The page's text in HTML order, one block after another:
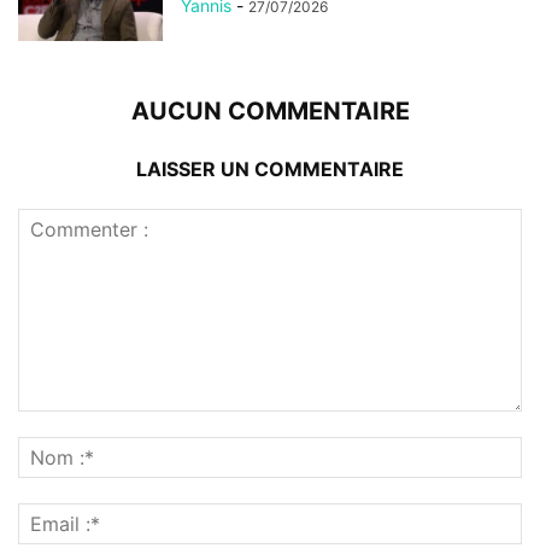
Yannis - 27/07/2026
AUCUN COMMENTAIRE
LAISSER UN COMMENTAIRE